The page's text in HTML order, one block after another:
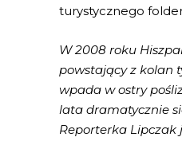
turystycznego
W 2008 roku
powstający z kolan
wpada w ostry
lata dramatycznie
Reporterka Lipczak